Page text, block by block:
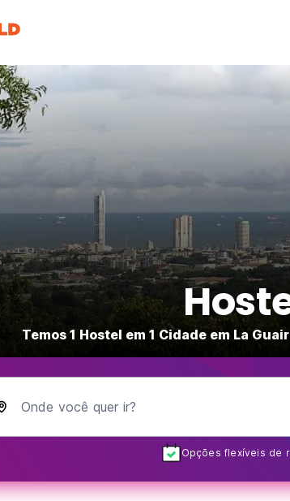
Temos 1 Hostel em 1 Cidade em La
Onde você quer ir?
Opções flexíveis de